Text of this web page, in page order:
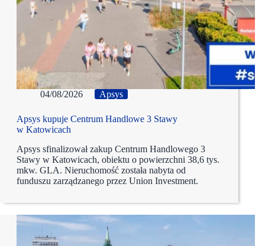
04/08/2026 Apsys
Apsys kupuje Centrum Handlowe 3 Stawy
w Katowicach
Apsys sfinalizował zakup Centrum Handlowego 3
Stawy w Katowicach, obiektu o powierzchni 38,6 tys.
mkw. GLA. Nieruchomość została nabyta od
funduszu zarządzanego przez Union Investment.